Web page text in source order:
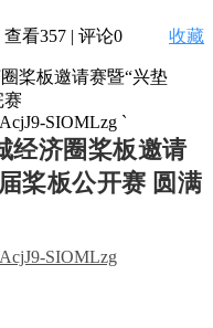
查看357 | 评论0 收藏
桨板邀请赛暨“兴垫
赛
SIOMLzg `
经济圈桨板邀请
桨板公开赛 圆满
SIOMLzg